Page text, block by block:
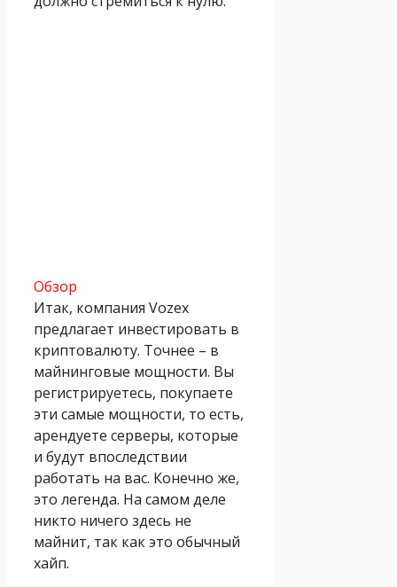
Обзор
Итак, компания Vozex
предлагает инвестировать в
криптовалюту. Точнее – в
майнинговые мощности. Вы
регистрируетесь, покупаете
эти самые мощности, то есть,
арендуете серверы, которые
и будут впоследствии
работать на вас. Конечно же,
это легенда. На самом деле
никто ничего здесь не
майнит, так как это обычный
хайп.